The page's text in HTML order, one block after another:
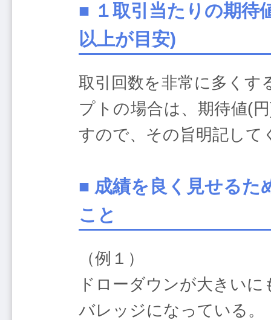
■ １取引当たりの期待
以上が目安)
取引回数を非常に多くす
プトの場合は、期待値(
すので、その旨明記して
■ 成績を良く見せるた
こと
（例１）
ドローダウンが大きい
バレッジになっている。